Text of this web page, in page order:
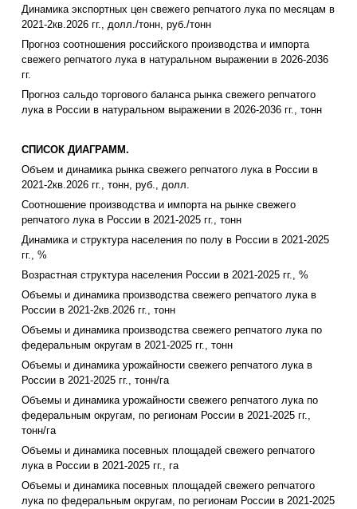
Динамика экспортных цен свежего репчатого лука по месяцам в
2021-2кв.2026 гг., долл./тонн, руб./тонн
Прогноз соотношения российского производства и импорта
свежего репчатого лука в натуральном выражении в 2026-2036
гг.
Прогноз сальдо торгового баланса рынка свежего репчатого
лука в России в натуральном выражении в 2026-2036 гг., тонн
СПИСОК ДИАГРАММ.
Объем и динамика рынка свежего репчатого лука в России в
2021-2кв.2026 гг., тонн, руб., долл.
Соотношение производства и импорта на рынке свежего
репчатого лука в России в 2021-2025 гг., тонн
Динамика и структура населения по полу в России в 2021-2025
гг., %
Возрастная структура населения России в 2021-2025 гг., %
Объемы и динамика производства свежего репчатого лука в
России в 2021-2кв.2026 гг., тонн
Объемы и динамика производства свежего репчатого лука по
федеральным округам в 2021-2025 гг., тонн
Объемы и динамика урожайности свежего репчатого лука в
России в 2021-2025 гг., тонн/га
Объемы и динамика урожайности свежего репчатого лука по
федеральным округам, по регионам России в 2021-2025 гг.,
тонн/га
Объемы и динамика посевных площадей свежего репчатого
лука в России в 2021-2025 гг., га
Объемы и динамика посевных площадей свежего репчатого
лука по федеральным округам, по регионам России в 2021-2025